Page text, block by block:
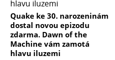
Quake ke 30. narozeninám
dostal novou epizodu
zdarma. Dawn of the
Machine vám zamotá
hlavu iluzemi